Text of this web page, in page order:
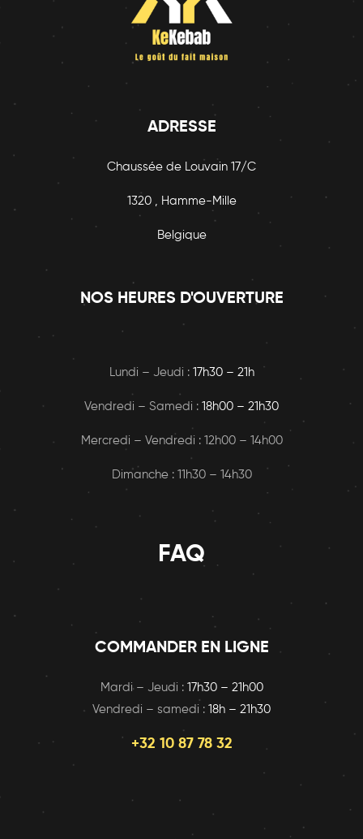
ADRESSE
Chaussée de Louvain 17/C
1320 , Hamme-Mille
Belgique
NOS HEURES D'OUVERTURE
Lundi – Jeudi : 17h30 – 21h
Vendredi – Samedi : 18h00 – 21h30
Mercredi – Vendredi : 12h00 – 14h00
Dimanche : 11h30 – 14h30
FAQ
COMMANDER EN LIGNE
Mardi – Jeudi : 17h30 – 21h00
Vendredi – samedi : 18h – 21h30
+32 10 87 78 32